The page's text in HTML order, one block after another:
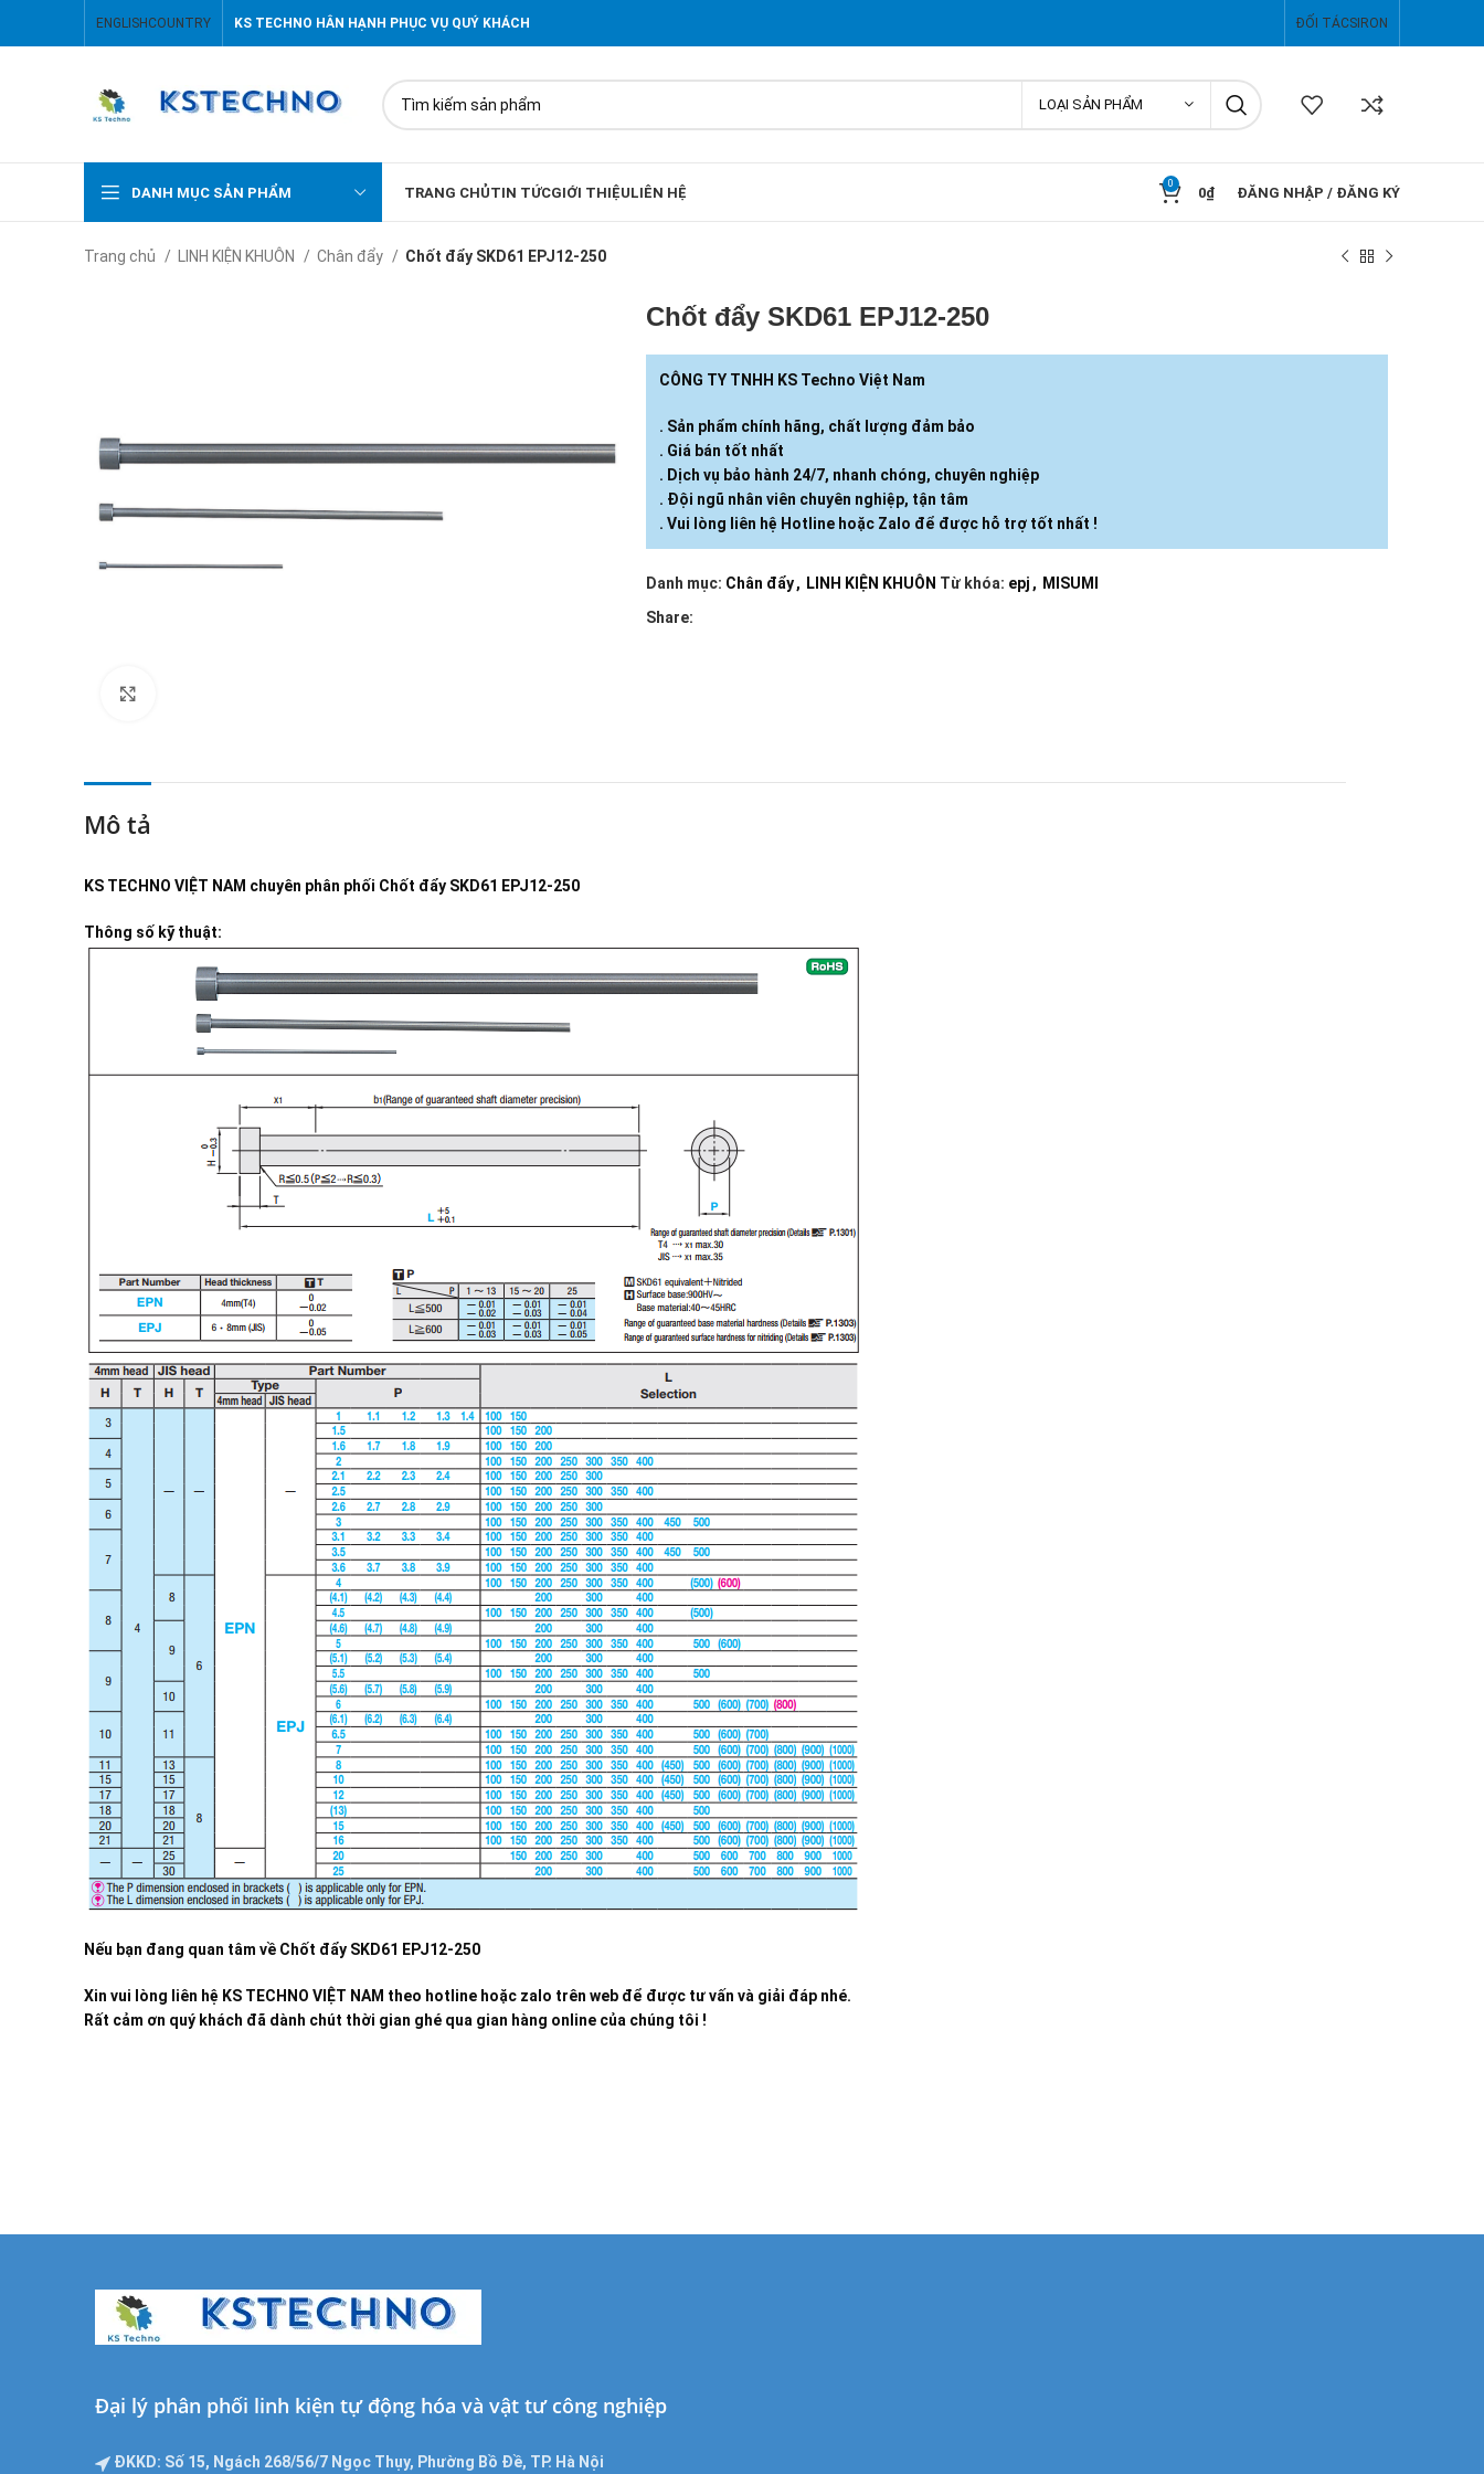
ENGLISH COUNTRY KS TECHNO HÂN HẠNH PHỤC VỤ QUÝ KHÁCH ĐỐI TÁCSIRON
LOẠI SẢN PHẨM
DANH MỤC SẢN PHẨM TRANG CHỦTIN TỨCGIỚI THIỆULIÊN HỆ
0
0₫ ĐĂNG NHẬP / ĐĂNG KÝ
Trang chủ LINH KIỆN KHUÔN Chân đẩy Chốt đẩy SKD61 EPJ12-250
Chốt đẩy SKD61 EPJ12-250
CÔNG TY TNHH KS Techno Việt Nam
. Sản phẩm chính hãng, chất lượng đảm bảo
. Giá bán tốt nhất
. Dịch vụ bảo hành 24/7, nhanh chóng, chuyên nghiệp
. Đội ngũ nhân viên chuyên nghiệp, tận tâm
. Vui lòng liên hệ Hotline hoặc Zalo để được hỗ trợ tốt nhất !
Danh mục: Chân đẩy, LINH KIỆN KHUÔN Từ khóa: epj , MISUMI
Share:
Mô tả
KS TECHNO VIỆT NAM chuyên phân phối Chốt đẩy SKD61 EPJ12-250
Thông số kỹ thuật:
Nếu bạn đang quan tâm về Chốt đẩy SKD61 EPJ12-250
Xin vui lòng liên hệ KS TECHNO VIỆT NAM theo hotline hoặc zalo trên web để được tư vấn và giải đáp nhé.
Rất cảm ơn quý khách đã dành chút thời gian ghé qua gian hàng online của chúng tôi !
Đại lý phân phối linh kiện tự động hóa và vật tư công nghiệp
ĐKKD: Số 15, Ngách 268/56/7 Ngọc Thụy, Phường Bồ Đề, TP. Hà Nội